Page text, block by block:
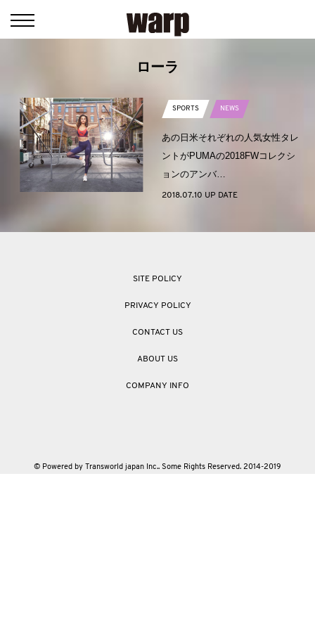
ローラ
SPORTS NEWS
あの日米それぞれの人気女性タレ
ントがPUMAの2018FWコレクシ
ョンのアンバ…
2018.07.10 UP DATE
SITE POLICY
PRIVACY POLICY
CONTACT US
ABOUT US
COMPANY INFO
© Powered by Transworld japan Inc.. Some Rights Reserved. 2014-2019